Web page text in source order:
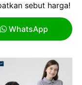
sebut harga!
WhatsApp